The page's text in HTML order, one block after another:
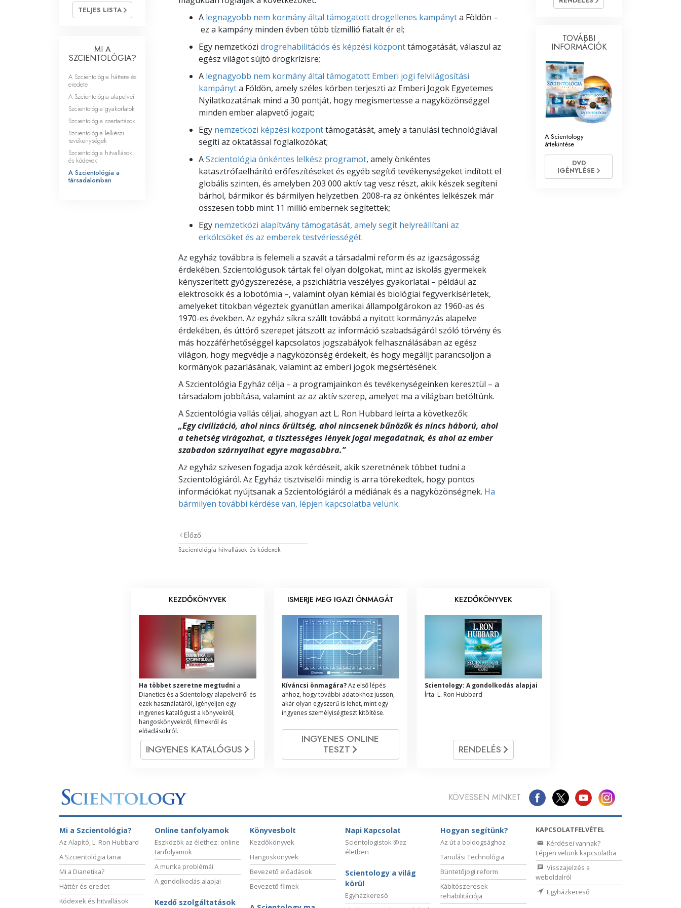
Mi a nagyság?
Eszközök a munkahelyen
Az etika és az állapotok
Az elnyomás oka
A szervezés alapjai
A public relations alapjai
Célok és célkitűzések
A legnagyobb nem kormány által támogatott drogellenes kampányta Földön –
ez a kampány minden évben több tízmillió fiatalt ér el;
Egy nemzetközi drogrehabilitációs és képzési központtámogatását, válaszul az
egész világot sújtó drogkrízisre;
A legnagyobb nem kormány által támogatott Emberi jogi felvilágosítási
kampányta Földön, amely széles körben terjeszti az Emberi Jogok Egyetemes
Nyilatkozatának mind a 30 pontját, hogy megismertesse a nagyközönséggel
minden ember alapvető jogait;
Egy nemzetközi képzési központtámogatását, amely a tanulási technológiával
segíti az oktatással foglalkozókat;
ASzcientológia önkéntes lelkész programot, amely önkéntes
katasztrófaelhárító erőfeszítéseket és egyéb segítő tevékenységeket indított el
globális szinten, és amelyben 203 000 aktív tag vesz részt, akik készek segíteni
bárhol, bármikor és bármilyen helyzetben. 2008-ra az önkéntes lelkészek már
összesen több mint 11 millió embernek segítettek;
Egy nemzetközi alapítvány támogatását, amely segít helyreállítani az
erkölcsöket és az emberek testvériességét.
Az egyház továbbra is felemeli a szavát a társadalmi reform és az igazságosság
érdekében. Szcientológusok tártak fel olyan dolgokat, mint az iskolás gyermekek
kényszerített gyógyszerezése, a pszichiátria veszélyes gyakorlatai – például az
elektrosokk és a lobotómia –, valamint olyan kémiai és biológiai fegyverkísérletek,
amelyeket titokban végeztek gyanútlan amerikai állampolgárokon az 1960-as és
1970-es években. Az egyház síkra szállt továbbá a nyitott kormányzás alapelve
érdekében, és úttörő szerepet játszott az információ szabadságáról szóló törvény és
más hozzáférhetőséggel kapcsolatos jogszabályok felhasználásában az egész
világon, hogy megvédje a nagyközönség érdekeit, és hogy megálljt parancsoljon a
kormányok pazarlásának, valamint az emberi jogok megsértésének.
A Szcientológia Egyház célja – a programjainkon és tevékenységeinken keresztül – a
társadalom jobbítása, valamint az az aktív szerep, amelyet ma a világban betöltünk.
A Szcientológia vallás céljai, ahogyan azt L. Ron Hubbard leírta a következők:
„Egy civilizáció, ahol nincs őrültség, ahol nincsenek bűnözők és nincs háború, ahol
a tehetség virágozhat, a tisztességes lények jogai megadatnak, és ahol az ember
szabadon szárnyalhat egyre magasabbra.”
Az egyház szívesen fogadja azok kérdéseit, akik szeretnének többet tudni a
Szcientológiáról. Az Egyház tisztviselői mindig is arra törekedtek, hogy pontos
információkat nyújtsanak a Szcientológiáról a médiának és a nagyközönségnek. Ha
bármilyen további kérdése van, lépjen kapcsolatba velünk.
Előző
Szcientológia hitvallások és kódexek
TELJES LISTA
MI A
SZCIENTOLÓGIA?
A Szcientológia háttere és
eredete
A Szcientológia alapelvei
Szcientológia gyakorlatok
Szcientológia szertartások
Szcientológia lelkészi
tevékenységek
Szcientológia hitvallások
és kódexek
A Szcientológia a
társadalomban
TOVÁBBI
INFORMÁCIÓK
A Scientology
áttekintése
DVD
IGÉNYLÉSE
KEZDŐKÖNYVEK
Ha többet szeretne megtudni a
Dianetics és a Scientology alapelveiről és
ezek használatáról, igényeljen egy
ingyenes katalógust a könyvekről,
hangoskönyvekről, filmekről és
előadásokról.
INGYENES KATALÓGUS
ISMERJE MEG IGAZI ÖNMAGÁT
Kíváncsi önmagára?Az első lépés
ahhoz, hogy további adatokhoz jusson,
akár olyan egyszerű is lehet, mint egy
ingyenes személyiségteszt kitöltése.
INGYENES ONLINE
TESZT
KEZDŐKÖNYVEK
Scientology: A gondolkodás alapjai
Írta: L. Ron Hubbard
RENDELÉS
KÖVESSEN MINKET
Mi a Szcientológia?
Az Alapító, L. Ron Hubbard
A Szcientológia tanai
Mi a Dianetika?
Háttér és eredet
Kódexek és hitvallások
Online tanfolyamok
Eszközök az élethez: online
tanfolyamok
A munka problémái
A gondolkodás alapjai
Kezdő szolgáltatások
Könyvesbolt
Kezdőkönyvek
Hangoskönyvek
Bevezető előadások
Bevezető filmek
Napi Kapcsolat
Scientologistok @az
életben
Scientology a világ
körül
Egyházkereső
Hogyan segítünk?
Az út a boldogsághoz
Tanulási Technológia
Büntetőjogi reform
Kábítószeresek
rehabilitációja
KAPCSOLATFELVÉTEL
Kérdései vannak?
Lépjen velünk kapcsolatba
Visszajelzés a
weboldalról
Egyházkereső